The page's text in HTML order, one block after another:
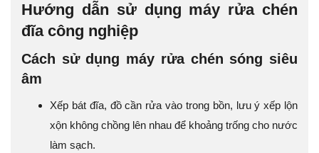
Hướng dẫn sử dụng máy rửa chén
đĩa công nghiệp
Cách sử dụng máy rửa chén sóng siêu
âm
Xếp bát đĩa, đồ cần rửa vào trong bồn, lưu ý xếp lộn
xộn không chồng lên nhau để khoảng trống cho nước
làm sạch.